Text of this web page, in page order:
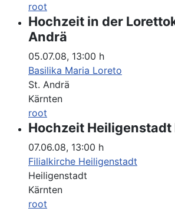
root
Hochzeit in der
Andrä
05.07.08, 13:00 h
Basilika Maria Loreto
St. Andrä
Kärnten
root
Hochzeit Heiligenstadt
07.06.08, 13:00 h
Filialkirche Heiligenstadt
Heiligenstadt
Kärnten
root